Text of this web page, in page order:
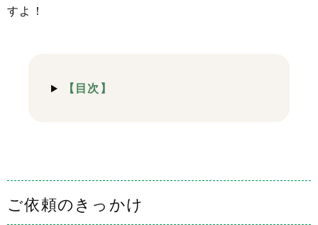
すよ！
【目次】
ご依頼のきっかけ